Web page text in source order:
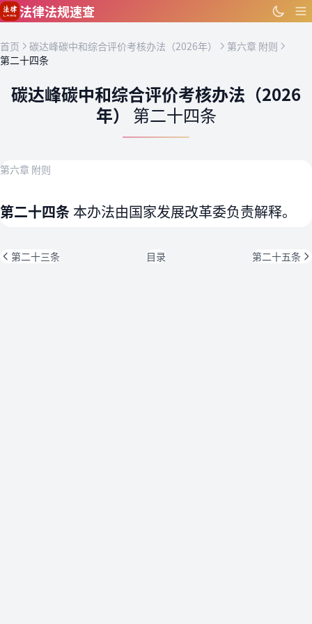
跳到主要内容
法律法规速查
首页 碳达峰碳中和综合评价考核办法（2026年）
第六章 附则
第二十四条
碳达峰碳中和综合评价考核办法（2026
年） 第二十四条
第六章 附则
第二十四条 本办法由国家发展改革委负责解释。
第二十三条 目录 第二十五条